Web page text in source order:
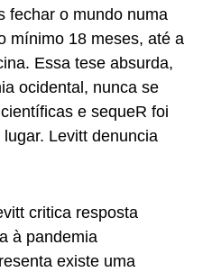
fechar o mundo numa
mínimo 18 meses, até a
Essa tese absurda,
ocidental, nunca se
e sequeR foi
Levitt denuncia
critica resposta
à pandemia
existe uma